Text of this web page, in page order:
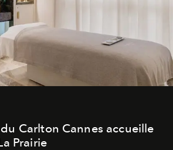
Carlton Cannes accueille
Prairie